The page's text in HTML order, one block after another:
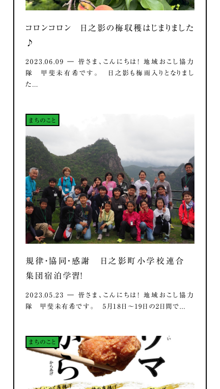
コロンコロン 日之影の梅収穫はじまりました
♪
2023.06.09 ― 皆さま、こんにちは！ 地域おこし協力
隊 甲斐未有希です。 日之影も梅雨入りとなりまし
た...
まちのこと
規律・協同・感謝 日之影町小学校連合
集団宿泊学習！
2023.05.23 ― 皆さま、こんにちは！ 地域おこし協力
隊 甲斐未有希です。 5月18日～19日の2日間で...
まちのこと